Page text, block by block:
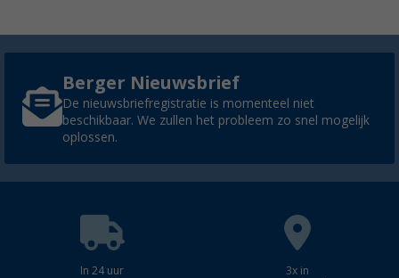
Berger Nieuwsbrief
De nieuwsbriefregistratie is momenteel niet
beschikbaar. We zullen het probleem zo snel mogelijk
oplossen.
In 24 uur
3x in